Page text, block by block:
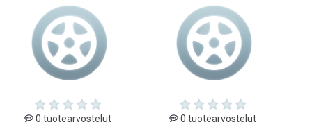
0 tuotearvostelut
0 tuotearvostelut